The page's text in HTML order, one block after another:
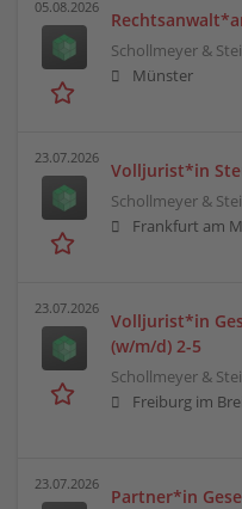
05.08.2026
Schollmeyer &
Münster
23.07.2026
Volljurist*in
Schollmeyer &
Frankfurt am
23.07.2026
Volljurist*in
(w/m/d) 2-5
Schollmeyer &
Freiburg im
23.07.2026
Partner*in